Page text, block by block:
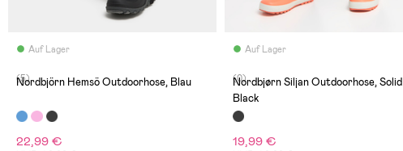
Auf Lager
(5)
Nordbjörn Hemsö Outdoorhose, Blau
22,99 €
Auf Lager
(0)
Nordbjørn Siljan Outdoorhose, Solid
Black
19,99 €